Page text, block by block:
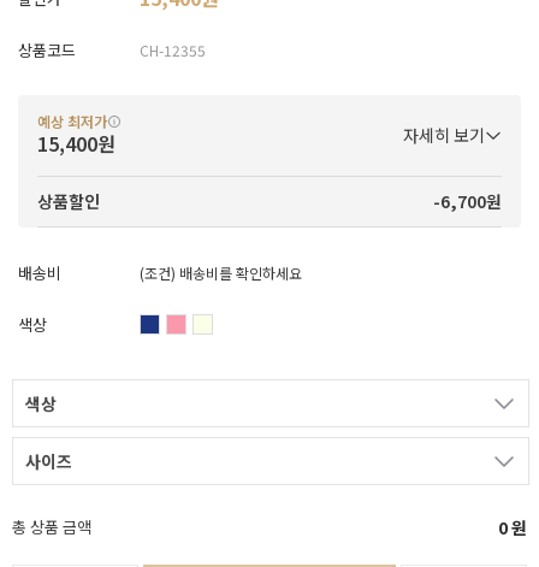
상품코드 CH-12355
예상 최저가
15,400원 자세히 보기
상품할인 -6,700원
배송비 (조건) 배송비를 확인하세요
색상
색상
사이즈
총 상품 금액 0원